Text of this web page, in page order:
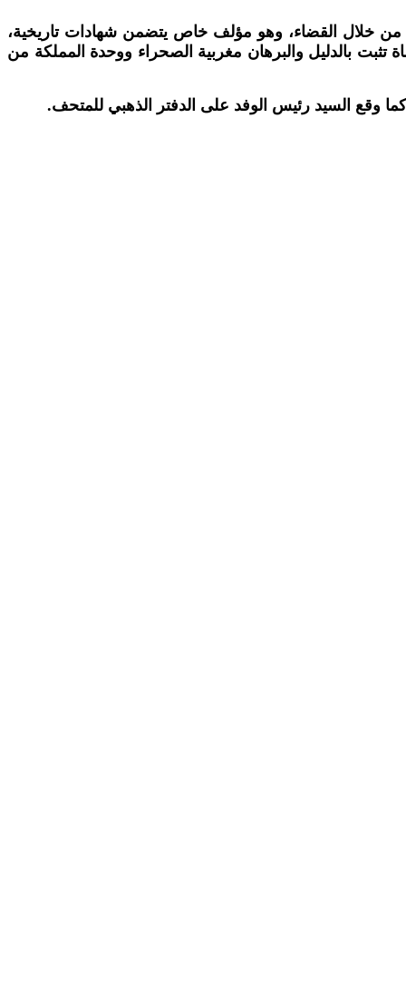
من خلال القضاء، وهو مؤلف خاص يتضمن شهادات تاريخية،
تثبت بالدليل والبرهان مغربية الصحراء ووحدة المملكة من
وقع السيد رئيس الوفد على الدفتر الذهبي للمتحف.